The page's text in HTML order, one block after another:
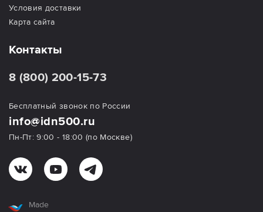
Условия доставки
Карта сайта
Контакты
8 (800) 200-15-73
Бесплатный звонок по России
info@idn500.ru
Пн-Пт: 9:00 - 18:00 (по Москве)
Made